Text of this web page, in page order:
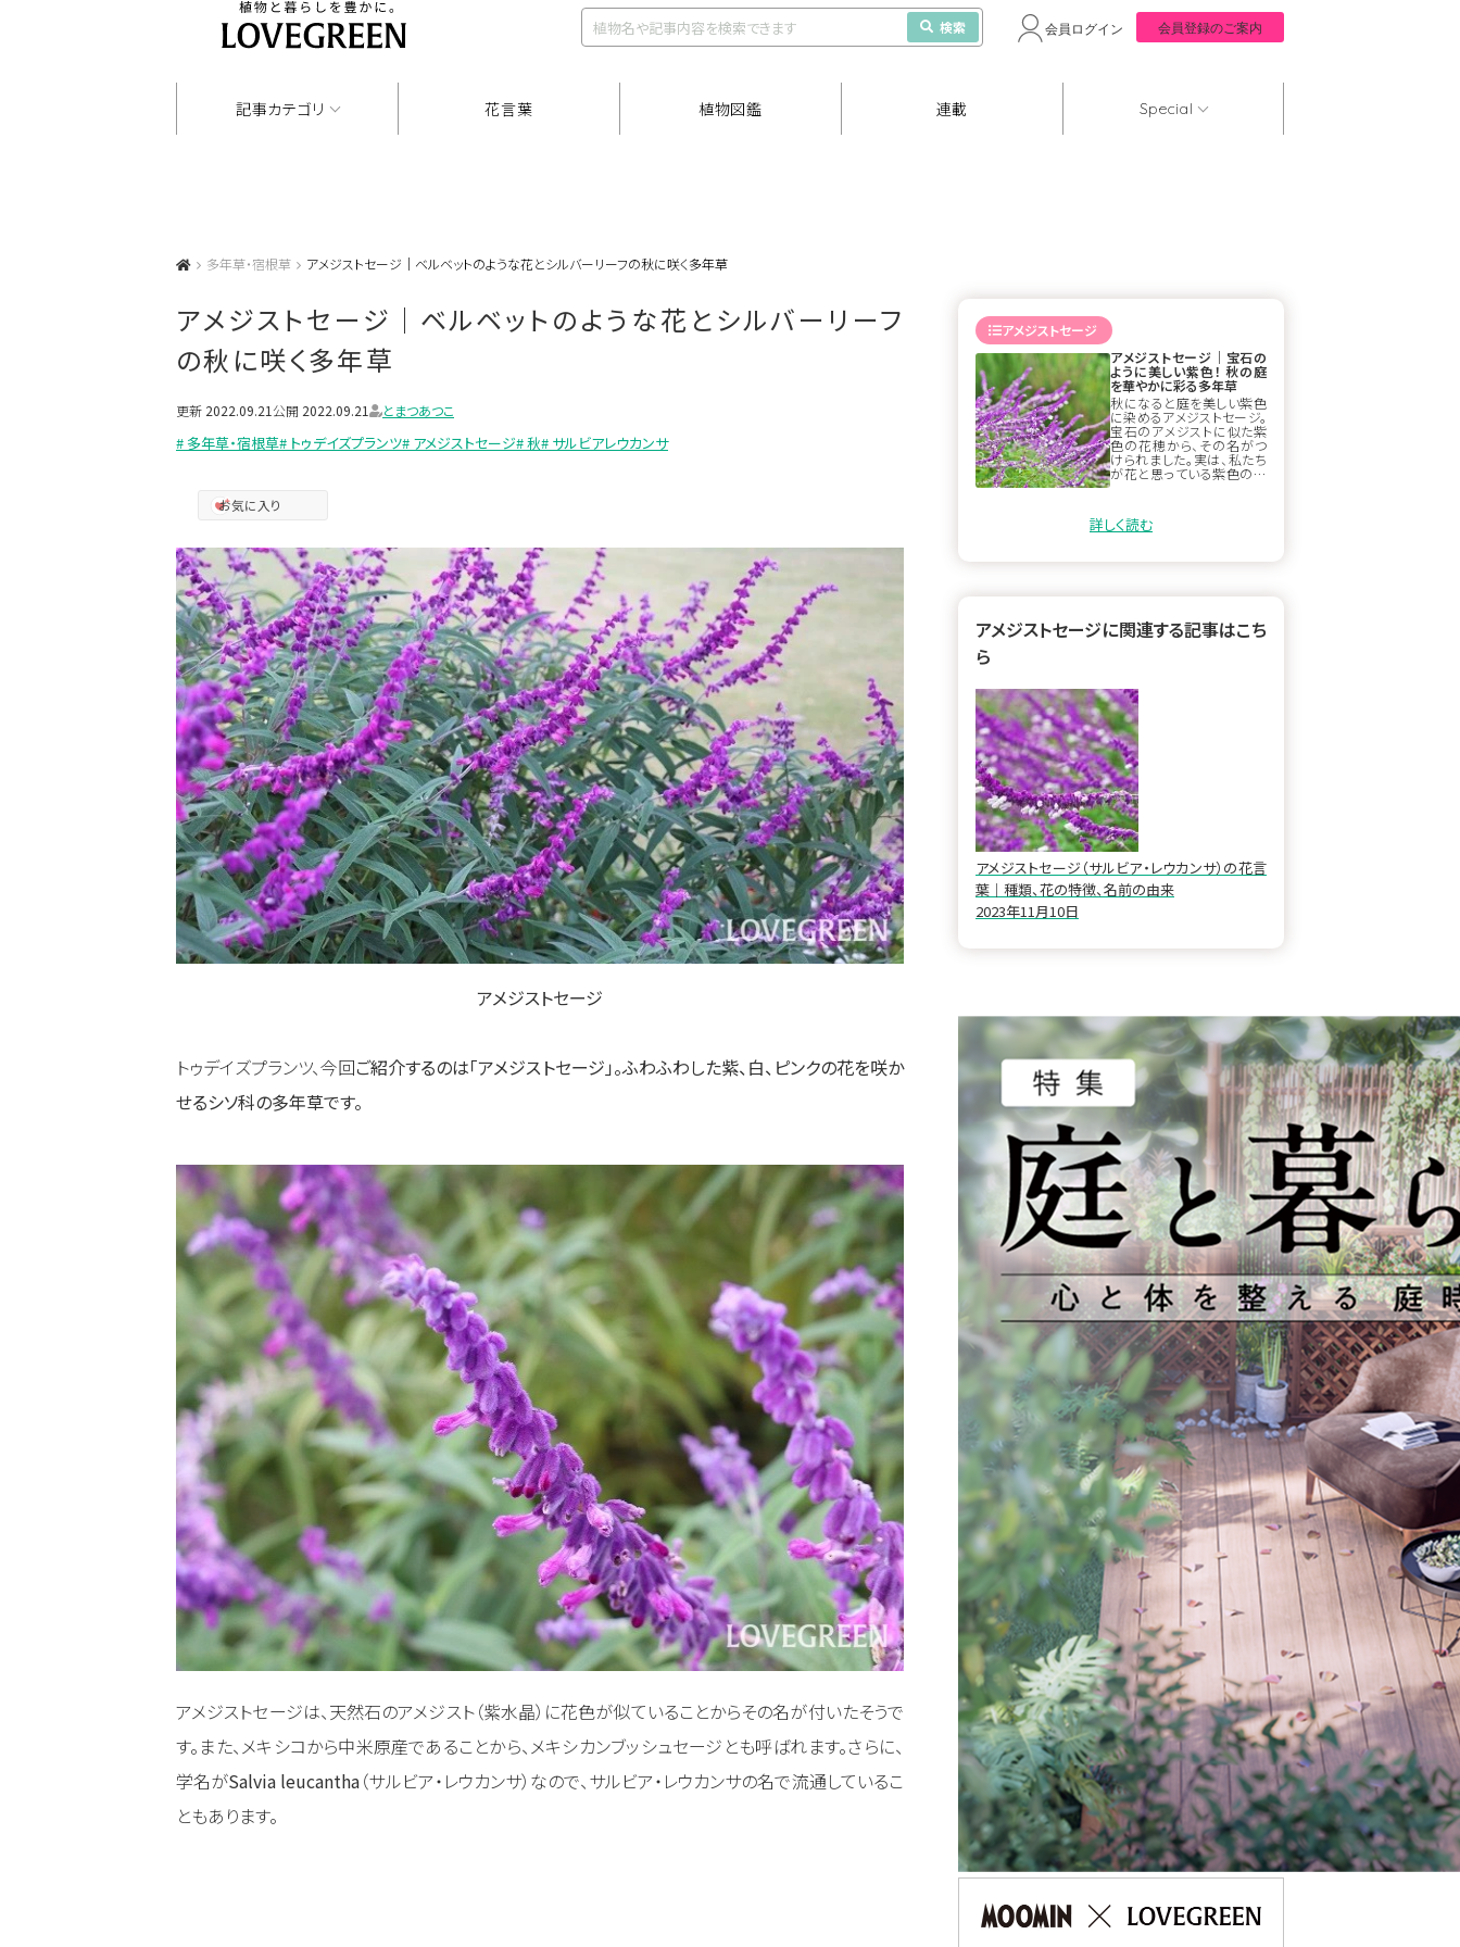
検索 会員ログイン 会員登録のご案内
記事カテゴリ 花言葉 植物図鑑 連載 Special
多年草・宿根草 アメジストセージ｜ベルベットのような花とシルバーリーフの秋に咲く多年草
アメジストセージ｜ベルベットのような花とシルバーリーフ
の秋に咲く多年草
更新 2022.09.21 公開 2022.09.21 とまつあつこ
# 多年草・宿根草# トゥデイズプランツ# アメジストセージ# 秋# サルビアレウカンサ
お気に入り
アメジストセージ
トゥデイズプランツ、今回ご紹介するのは「アメジストセージ」。ふわふわした紫、白、ピンクの花を咲か
せるシソ科の多年草です。
アメジストセージは、天然石のアメジスト（紫水晶）に花色が似ていることからその名が付いたそうで
す。また、メキシコから中米原産であることから、メキシカンブッシュセージとも呼ばれます。さらに、
学名がSalvia leucantha（サルビア・レウカンサ）なので、サルビア・レウカンサの名で流通しているこ
ともあります。
アメジストセージ
アメジストセージ｜宝石の
ように美しい紫色！ 秋の庭
を華やかに彩る多年草
秋になると庭を美しい紫色
に染めるアメジストセージ。
宝石のアメジストに似た紫
色の花穂から、その名がつ
けられました。実は、私たち
が花と思っている紫色の部
さ…
詳しく読む
アメジストセージに関連する記事はこち
ら
アメジストセージ（サルビア・レウカンサ）の花言
葉｜種類、花の特徴、名前の由来
2023年11月10日